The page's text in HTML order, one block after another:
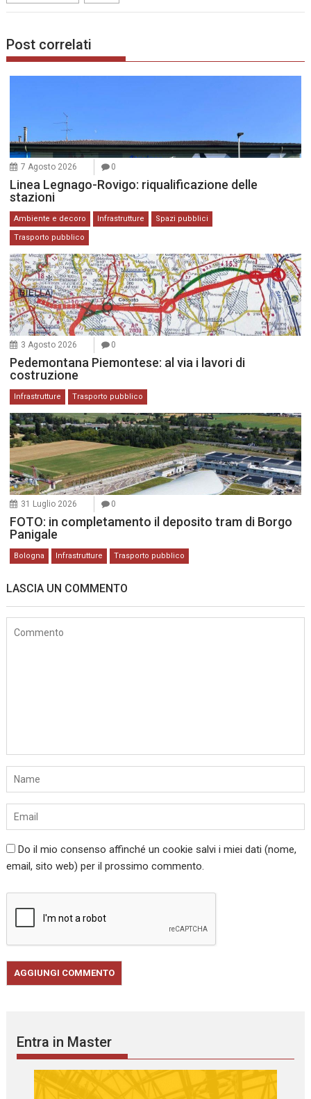
Post correlati
7 Agosto 2026 0
Linea Legnago-Rovigo: riqualificazione delle
stazioni
Ambiente e decoro Infrastrutture Spazi pubblici
Trasporto pubblico
3 Agosto 2026 0
Pedemontana Piemontese: al via i lavori di
costruzione
Infrastrutture Trasporto pubblico
31 Luglio 2026 0
FOTO: in completamento il deposito tram di Borgo
Panigale
Bologna Infrastrutture Trasporto pubblico
LASCIA UN COMMENTO
Do il mio consenso affinché un cookie salvi i miei dati (nome,
email, sito web) per il prossimo commento.
Entra in Master